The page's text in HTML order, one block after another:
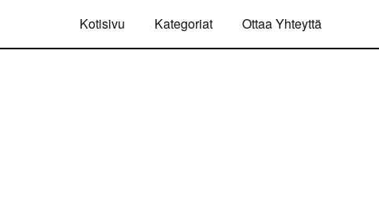
Kotisivu Kategoriat Ottaa Yhteyttä